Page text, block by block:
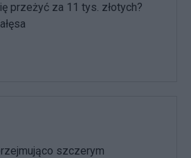
przeżyć za 11 tys. złotych?
szczerym